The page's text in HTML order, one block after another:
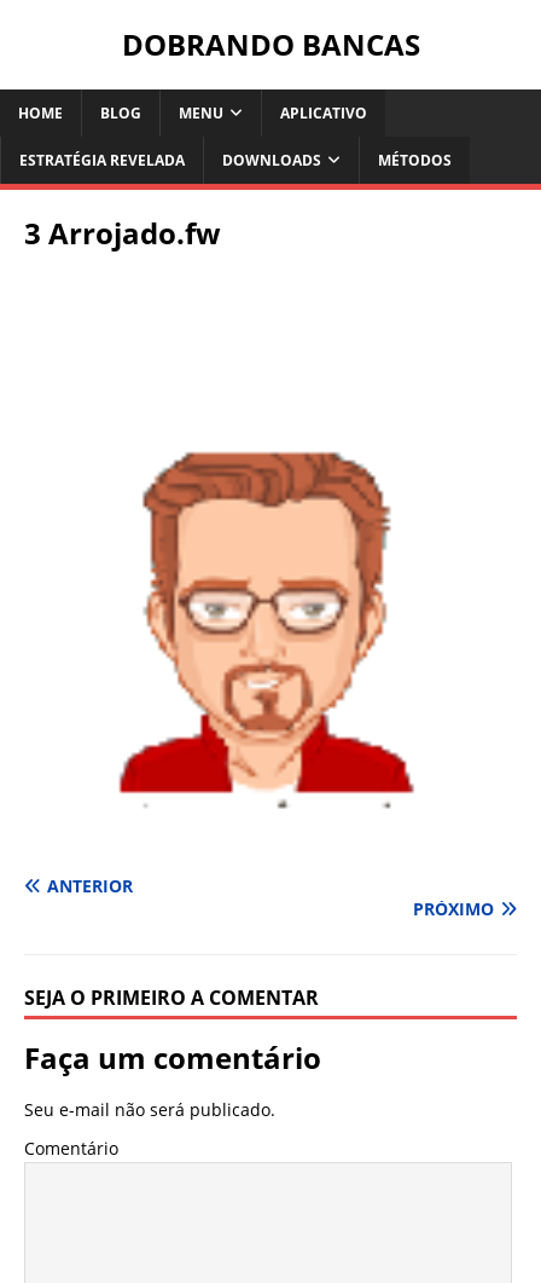
DOBRANDO BANCAS
HOME BLOG MENU APLICATIVO
ESTRATÉGIA REVELADA DOWNLOADS MÉTODOS
3 Arrojado.fw
ANTERIOR
PRÓXIMO
SEJA O PRIMEIRO A COMENTAR
Faça um comentário
Seu e-mail não será publicado.
Comentário